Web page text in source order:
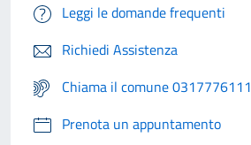
Leggi le domande frequenti
Richiedi Assistenza
Chiama il comune 0317776111
Prenota un appuntamento